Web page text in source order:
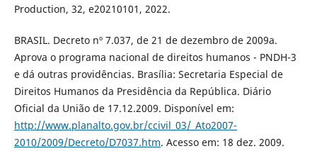
Production, 32, e20210101, 2022.
BRASIL. Decreto nº 7.037, de 21 de dezembro de 2009a.
Aprova o programa nacional de direitos humanos - PNDH-3
e dá outras providências. Brasília: Secretaria Especial de
Direitos Humanos da Presidência da República. Diário
Oficial da União de 17.12.2009. Disponível em:
http://www.planalto.gov.br/ccivil_03/_Ato2007-
2010/2009/Decreto/D7037.htm. Acesso em: 18 dez. 2009.